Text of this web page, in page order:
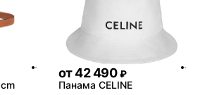
от42 490 ₽
Панама CELINE